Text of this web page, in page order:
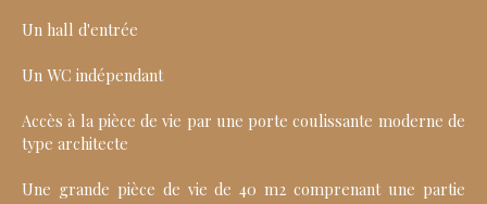
Un hall d'entrée
Un WC indépendant
Accès à la pièce de vie par une porte coulissante moderne de
type architecte
Une grande pièce de vie de 40 m2 comprenant une partie